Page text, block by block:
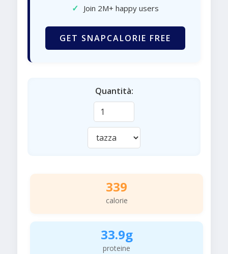
✓ Join 2M+ happy users
GET SNAPCALORIE FREE
Quantità:
339
calorie
33.9g
proteine